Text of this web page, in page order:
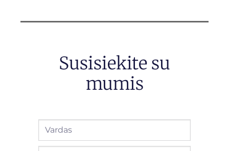
Susisiekite su
mumis